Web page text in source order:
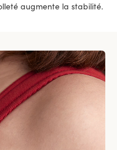
augmente la stabilité.